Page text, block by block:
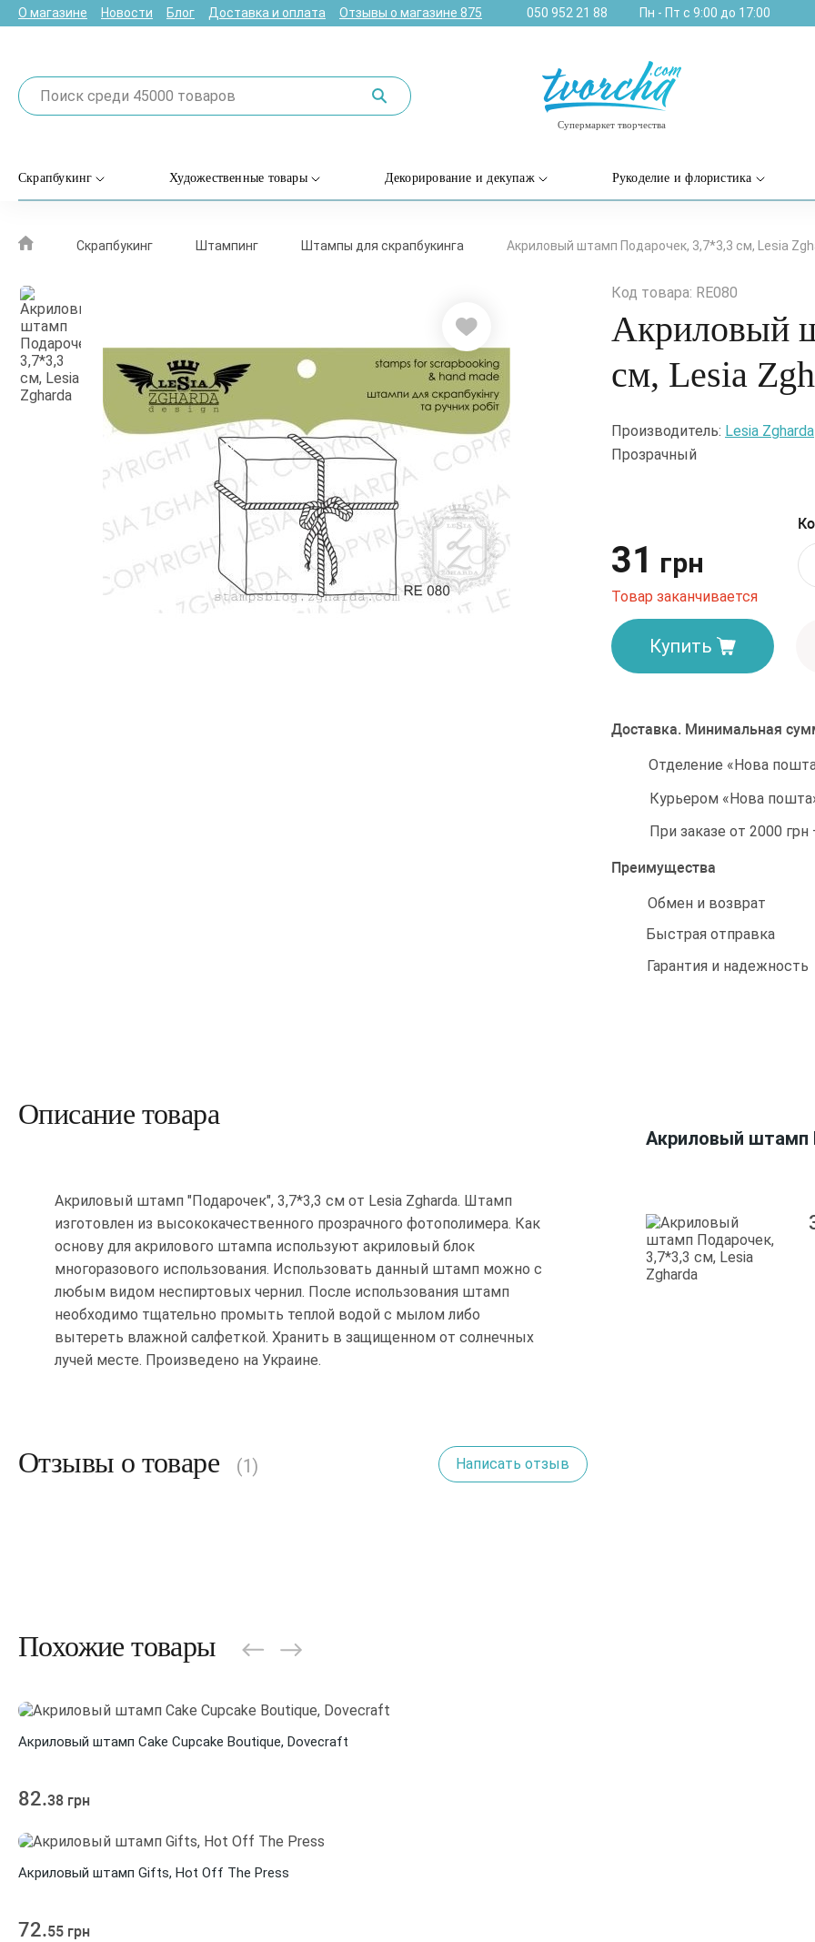
О магазине Новости Блог Доставка и оплата Отзывы о магазине 875 050 952 21 88 Пн - Пт с 9:00 до 17:00
Супермаркет творчества
Скрапбукинг Художественные товары Декорирование и декупаж Рукоделие и флористика
Скрапбукинг Штампинг Штампы для скрапбукинга Акриловый штамп Подарочек, 3,7*3,3 см, Lesia
Код товара: RE080
Акриловый
см, Lesia
Производитель: Lesia Zgharda
Прозрачный
31 грн
Товар заканчивается
Купить
Доставка. Минимальная
Отделение «Нова
Курьером «Нова
При заказе от 2000 грн
Преимущества
Обмен и возврат
Быстрая отправка
Гарантия и надежность
Описание товара
Акриловый штамп "Подарочек", 3,7*3,3 см от Lesia Zgharda. Штамп
изготовлен из высококачественного прозрачного фотополимера. Как
основу для акрилового штампа используют акриловый блок
многоразового использования. Использовать данный штамп можно с
любым видом неспиртовых чернил. После использования штамп
необходимо тщательно промыть теплой водой с мылом либо
вытереть влажной салфеткой. Хранить в защищенном от солнечных
лучей месте. Произведено на Украине.
Отзывы о товаре (1) Написать отзыв
Акриловый штамп
Похожие товары
Акриловый штамп Cake Cupcake Boutique, Dovecraft
82.38 грн
Акриловый штамп Gifts, Hot Off The Press
72.55 грн